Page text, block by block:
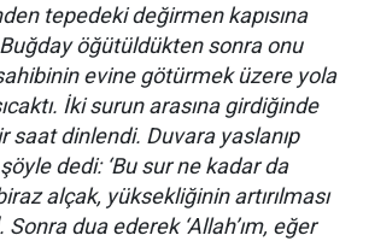
tepedeki değirmen kapısına
Buğday öğütüldükten sonra onu
evine götürmek üzere yola
İki surun arasına girdiğinde
saat dinlendi. Duvara yaslanıp
dedi: ‘Bu sur ne kadar da
alçak, yüksekliğinin artırılması
dua ederek ‘Allah’ım, eğer